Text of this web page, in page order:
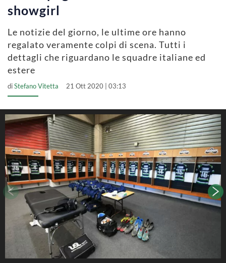
showgirl
Le notizie del giorno, le ultime ore hanno
regalato veramente colpi di scena. Tutti i
dettagli che riguardano le squadre italiane ed
estere
diStefano Vitetta 21 Ott 2020 | 03:13